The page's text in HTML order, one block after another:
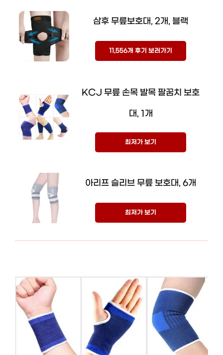
삼후 무릎보호대, 2개, 블랙
11,556개 후기 보러가기
KCJ 무릎 손목 발목 팔꿈치 보호
대, 1개
최저가 보기
아리프 슬리브 무릎 보호대, 6개
최저가 보기